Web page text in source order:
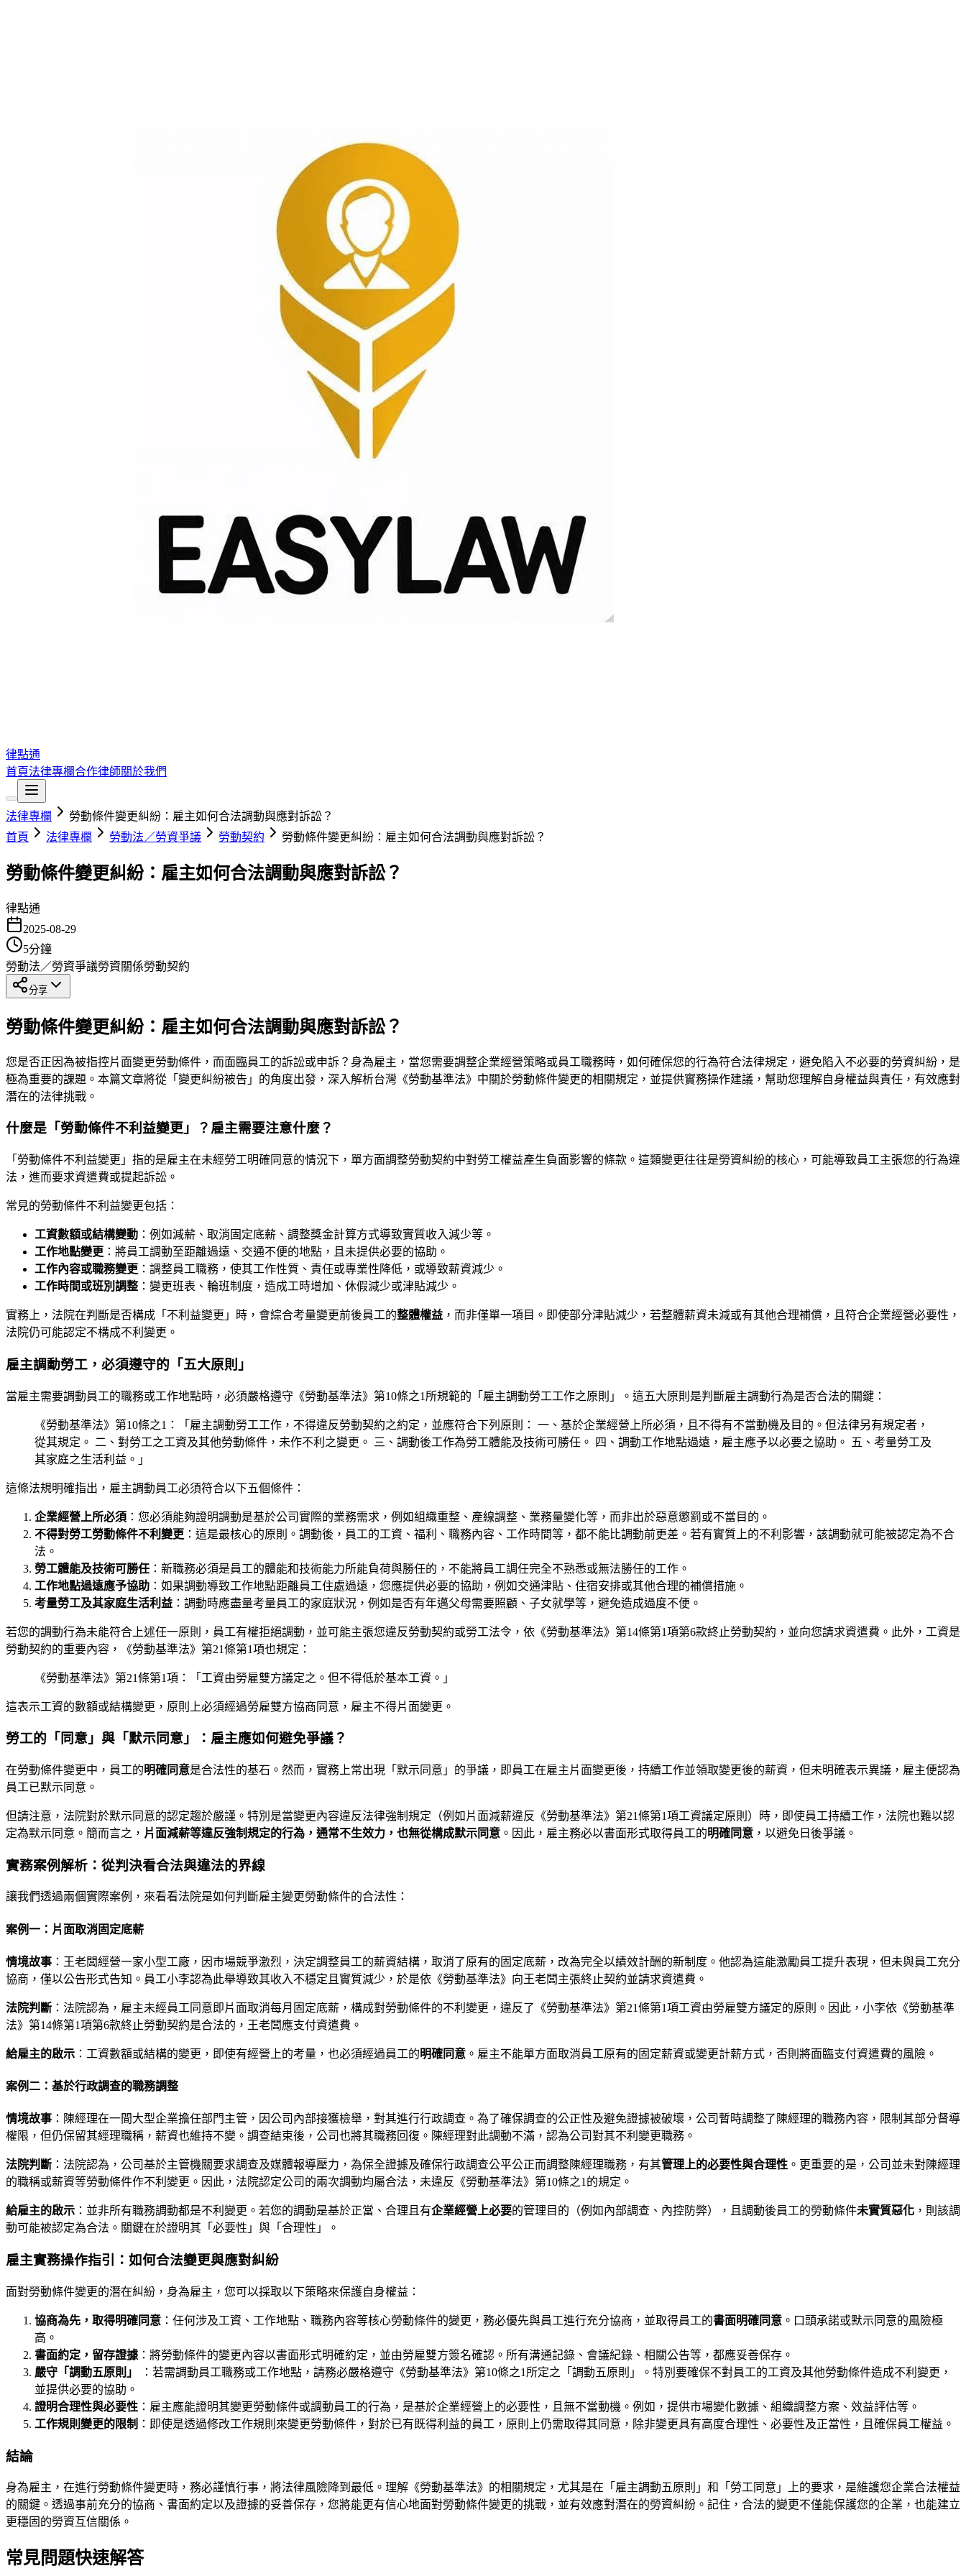
律點通
首頁法律專欄合作律師關於我們
法律專欄
勞動條件變更糾紛：雇主如何合法調動與應對訴訟？
首頁
法律專欄 勞動法／勞資爭議 勞動契約 勞動條件變更糾紛：雇主如何合法調動與應對訴訟？
勞動條件變更糾紛：雇主如何合法調動與應對訴訟？
律點通
2025-08-29
5分鐘
勞動法／勞資爭議勞資關係勞動契約
分享
勞動條件變更糾紛：雇主如何合法調動與應對訴訟？
您是否正因為被指控片面變更勞動條件，而面臨員工的訴訟或申訴？身為雇主，當您需要調整企業經營策略或員工職務時，如何確保您的行為符合法律規定，避免陷入不必要的勞資糾紛，是
極為重要的課題。本篇文章將從「變更糾紛被告」的角度出發，深入解析台灣《勞動基準法》中關於勞動條件變更的相關規定，並提供實務操作建議，幫助您理解自身權益與責任，有效應對
潛在的法律挑戰。
什麼是「勞動條件不利益變更」？雇主需要注意什麼？
「勞動條件不利益變更」指的是雇主在未經勞工明確同意的情況下，單方面調整勞動契約中對勞工權益產生負面影響的條款。這類變更往往是勞資糾紛的核心，可能導致員工主張您的行為違
法，進而要求資遣費或提起訴訟。
常見的勞動條件不利益變更包括：
工資數額或結構變動 ：例如減薪、取消固定底薪、調整獎金計算方式導致實質收入減少等。
工作地點變更 ：將員工調動至距離過遠、交通不便的地點，且未提供必要的協助。
工作內容或職務變更 ：調整員工職務，使其工作性質、責任或專業性降低，或導致薪資減少。
工作時間或班別調整 ：變更班表、輪班制度，造成工時增加、休假減少或津貼減少。
實務上，法院在判斷是否構成「不利益變更」時，會綜合考量變更前後員工的整體權益 ，而非僅單一項目。即使部分津貼減少，若整體薪資未減或有其他合理補償，且符合企業經營必要性，
法院仍可能認定不構成不利變更。
雇主調動勞工，必須遵守的「五大原則」
當雇主需要調動員工的職務或工作地點時，必須嚴格遵守《勞動基準法》第10條之1所規範的「雇主調動勞工工作之原則」。這五大原則是判斷雇主調動行為是否合法的關鍵：
《勞動基準法》第10條之1：「雇主調動勞工工作，不得違反勞動契約之約定，並應符合下列原則： 一、基於企業經營上所必須，且不得有不當動機及目的。但法律另有規定者，
從其規定。 二、對勞工之工資及其他勞動條件，未作不利之變更。 三、調動後工作為勞工體能及技術可勝任。 四、調動工作地點過遠，雇主應予以必要之協助。 五、考量勞工及
其家庭之生活利益。」
這條法規明確指出，雇主調動員工必須符合以下五個條件：
企業經營上所必須 ：您必須能夠證明調動是基於公司實際的業務需求，例如組織重整、產線調整、業務量變化等，而非出於惡意懲罰或不當目的。
不得對勞工勞動條件不利變更 ：這是最核心的原則。調動後，員工的工資、福利、職務內容、工作時間等，都不能比調動前更差。若有實質上的不利影響，該調動就可能被認定為不合
法。
勞工體能及技術可勝任 ：新職務必須是員工的體能和技術能力所能負荷與勝任的，不能將員工調任完全不熟悉或無法勝任的工作。
工作地點過遠應予協助 ：如果調動導致工作地點距離員工住處過遠，您應提供必要的協助，例如交通津貼、住宿安排或其他合理的補償措施。
考量勞工及其家庭生活利益 ：調動時應盡量考量員工的家庭狀況，例如是否有年邁父母需要照顧、子女就學等，避免造成過度不便。
若您的調動行為未能符合上述任一原則，員工有權拒絕調動，並可能主張您違反勞動契約或勞工法令，依《勞動基準法》第14條第1項第6款終止勞動契約，並向您請求資遣費。此外，工資是
勞動契約的重要內容，《勞動基準法》第21條第1項也規定：
《勞動基準法》第21條第1項：「工資由勞雇雙方議定之。但不得低於基本工資。」
這表示工資的數額或結構變更，原則上必須經過勞雇雙方協商同意，雇主不得片面變更。
勞工的「同意」與「默示同意」：雇主應如何避免爭議？
在勞動條件變更中，員工的明確同意是合法性的基石。然而，實務上常出現「默示同意」的爭議，即員工在雇主片面變更後，持續工作並領取變更後的薪資，但未明確表示異議，雇主便認為
員工已默示同意。
但請注意，法院對於默示同意的認定趨於嚴謹。特別是當變更內容違反法律強制規定（例如片面減薪違反《勞動基準法》第21條第1項工資議定原則）時，即使員工持續工作，法院也難以認
定為默示同意。簡而言之， 片面減薪等違反強制規定的行為，通常不生效力，也無從構成默示同意 。因此，雇主務必以書面形式取得員工的明確同意 ，以避免日後爭議。
實務案例解析：從判決看合法與違法的界線
讓我們透過兩個實際案例，來看看法院是如何判斷雇主變更勞動條件的合法性：
案例一：片面取消固定底薪
情境故事 ：王老闆經營一家小型工廠，因市場競爭激烈，決定調整員工的薪資結構，取消了原有的固定底薪，改為完全以績效計酬的新制度。他認為這能激勵員工提升表現，但未與員工充分
協商，僅以公告形式告知。員工小李認為此舉導致其收入不穩定且實質減少，於是依《勞動基準法》向王老闆主張終止契約並請求資遣費。
法院判斷 ：法院認為，雇主未經員工同意即片面取消每月固定底薪，構成對勞動條件的不利變更，違反了《勞動基準法》第21條第1項工資由勞雇雙方議定的原則。因此，小李依《勞動基準
法》第14條第1項第6款終止勞動契約是合法的，王老闆應支付資遣費。
給雇主的啟示 ：工資數額或結構的變更，即使有經營上的考量，也必須經過員工的明確同意 。雇主不能單方面取消員工原有的固定薪資或變更計薪方式，否則將面臨支付資遣費的風險。
案例二：基於行政調查的職務調整
情境故事 ：陳經理在一間大型企業擔任部門主管，因公司內部接獲檢舉，對其進行行政調查。為了確保調查的公正性及避免證據被破壞，公司暫時調整了陳經理的職務內容，限制其部分督導
權限，但仍保留其經理職稱，薪資也維持不變。調查結束後，公司也將其職務回復。陳經理對此調動不滿，認為公司對其不利變更職務。
法院判斷 ：法院認為，公司基於主管機關要求調查及媒體報導壓力，為保全證據及確保行政調查公平公正而調整陳經理職務，有其管理上的必要性與合理性 。更重要的是，公司並未對陳經理
的職稱或薪資等勞動條件作不利變更。因此，法院認定公司的兩次調動均屬合法，未違反《勞動基準法》第10條之1的規定。
給雇主的啟示 ：並非所有職務調動都是不利變更。若您的調動是基於正當、合理且有企業經營上必要的管理目的（例如內部調查、內控防弊），且調動後員工的勞動條件未實質惡化 ，則該調
動可能被認定為合法。關鍵在於證明其「必要性」與「合理性」。
雇主實務操作指引：如何合法變更與應對糾紛
面對勞動條件變更的潛在糾紛，身為雇主，您可以採取以下策略來保護自身權益：
協商為先，取得明確同意 ：任何涉及工資、工作地點、職務內容等核心勞動條件的變更，務必優先與員工進行充分協商，並取得員工的書面明確同意 。口頭承諾或默示同意的風險極
高。
書面約定，留存證據 ：將勞動條件的變更內容以書面形式明確約定，並由勞雇雙方簽名確認。所有溝通記錄、會議紀錄、相關公告等，都應妥善保存。
嚴守「調動五原則」
：若需調動員工職務或工作地點，請務必嚴格遵守《勞動基準法》第10條之1所定之「調動五原則」。特別要確保不對員工的工資及其他勞動條件造成不利變更，
並提供必要的協助。
證明合理性與必要性 ：雇主應能證明其變更勞動條件或調動員工的行為，是基於企業經營上的必要性，且無不當動機。例如，提供市場變化數據、組織調整方案、效益評估等。
工作規則變更的限制 ：即使是透過修改工作規則來變更勞動條件，對於已有既得利益的員工，原則上仍需取得其同意，除非變更具有高度合理性、必要性及正當性，且確保員工權益。
結論
身為雇主，在進行勞動條件變更時，務必謹慎行事，將法律風險降到最低。理解《勞動基準法》的相關規定，尤其是在「雇主調動五原則」和「勞工同意」上的要求，是維護您企業合法權益
的關鍵。透過事前充分的協商、書面約定以及證據的妥善保存，您將能更有信心地面對勞動條件變更的挑戰，並有效應對潛在的勞資糾紛。記住，合法的變更不僅能保護您的企業，也能建立
更穩固的勞資互信關係。
常見問題快速解答